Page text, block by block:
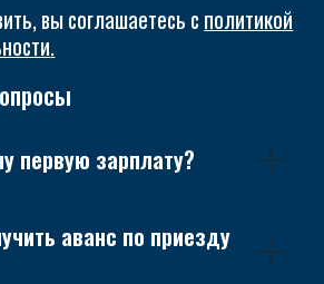
первую зарплату?
аванс по приезду